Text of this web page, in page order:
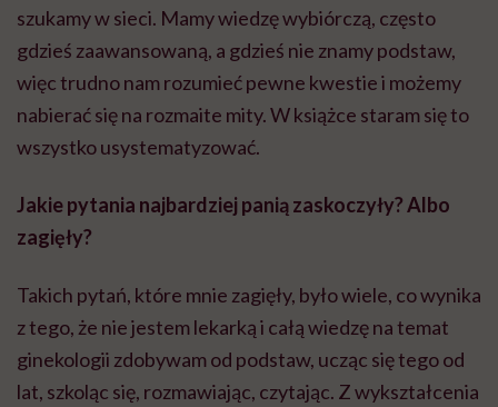
szukamy w sieci. Mamy wiedzę wybiórczą, często
gdzieś zaawansowaną, a gdzieś nie znamy podstaw,
więc trudno nam rozumieć pewne kwestie i możemy
nabierać się na rozmaite mity. W książce staram się to
wszystko usystematyzować.
Jakie pytania najbardziej panią zaskoczyły? Albo
zagięły?
Takich pytań, które mnie zagięły, było wiele, co wynika
z tego, że nie jestem lekarką i całą wiedzę na temat
ginekologii zdobywam od podstaw, ucząc się tego od
lat, szkoląc się, rozmawiając, czytając. Z wykształcenia